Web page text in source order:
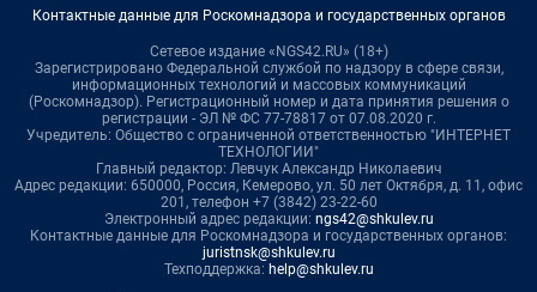
Контактные данные для Роскомнадзора и государственных органов
Сетевое издание «NGS42.RU» (18+)
Зарегистрировано Федеральной службой по надзору в сфере связи,
информационных технологий и массовых коммуникаций
(Роскомнадзор). Регистрационный номер и дата принятия решения о
регистрации - ЭЛ № ФС 77-78817 от 07.08.2020 г.
Учредитель: Общество с ограниченной ответственностью "ИНТЕРНЕТ
ТЕХНОЛОГИИ"
Главный редактор: Левчук Александр Николаевич
Адрес редакции: 650000, Россия, Кемерово, ул. 50 лет Октября, д. 11, офис
201, телефон +7 (3842) 23-22-60
Электронный адрес редакции: ngs42@shkulev.ru
Контактные данные для Роскомнадзора и государственных органов:
juristnsk@shkulev.ru
Техподдержка: help@shkulev.ru